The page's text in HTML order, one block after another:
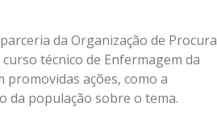
da Organização de Procura
técnico de Enfermagem da
promovidas ações, como a
da população sobre o tema.